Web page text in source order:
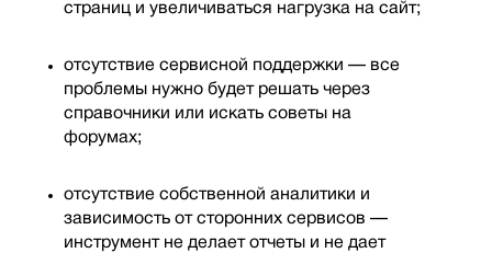
страниц и увеличиваться нагрузка на сайт;
отсутствие сервисной поддержки — все
проблемы нужно будет решать через
справочники или искать советы на
форумах;
отсутствие собственной аналитики и
зависимость от сторонних сервисов —
инструмент не делает отчеты и не дает